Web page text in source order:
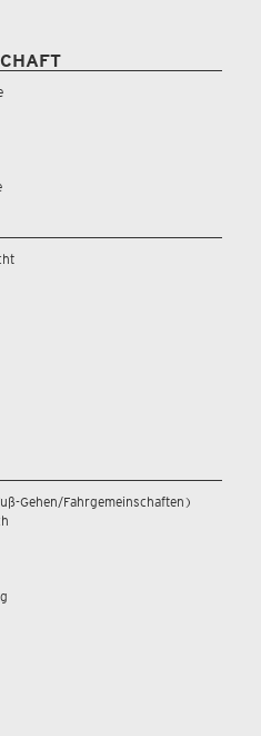
Gehen/Fahrgemeinschaften)